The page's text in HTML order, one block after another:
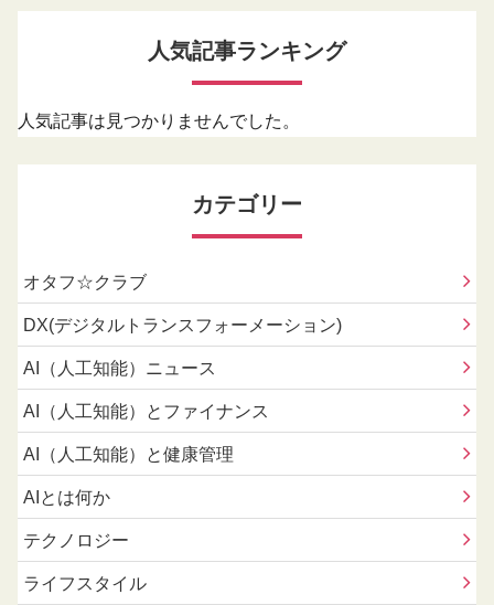
人気記事ランキング
人気記事は見つかりませんでした。
カテゴリー
オタフ☆クラブ
DX(デジタルトランスフォーメーション)
AI（人工知能）ニュース
AI（人工知能）とファイナンス
AI（人工知能）と健康管理
AIとは何か
テクノロジー
ライフスタイル